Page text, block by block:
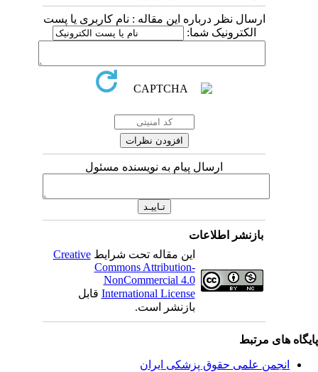
ارسال نظر درباره این مقاله : نام کاربری یا پست
الکترونیک شما:
ارسال پیام به نویسنده مسئول
بازنشر اطلاعات
این مقاله تحت شرایطCreative
Commons Attribution-
NonCommercial 4.0
International Licenseقابل
بازنشر است.
های مرتبط
انجمن علمی حقوق پزشکی ایران